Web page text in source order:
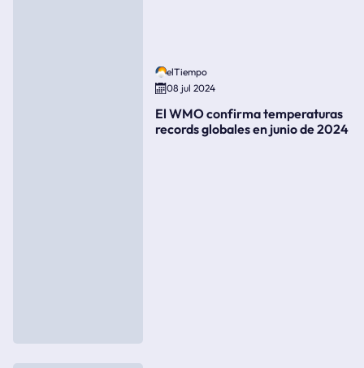
elTiempo
08 jul 2024
El WMO confirma temperaturas
records globales en junio de 2024